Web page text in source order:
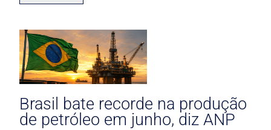
Brasil bate recorde na produção
de petróleo em junho, diz ANP